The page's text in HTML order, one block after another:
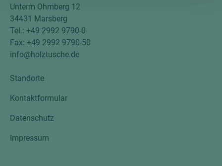
Unterm Ohmberg 12
34431 Marsberg
Tel.: +49 2992 9790-0
Fax: +49 2992 9790-50
info@holztusche.de
Standorte
Kontaktformular
Datenschutz
Impressum